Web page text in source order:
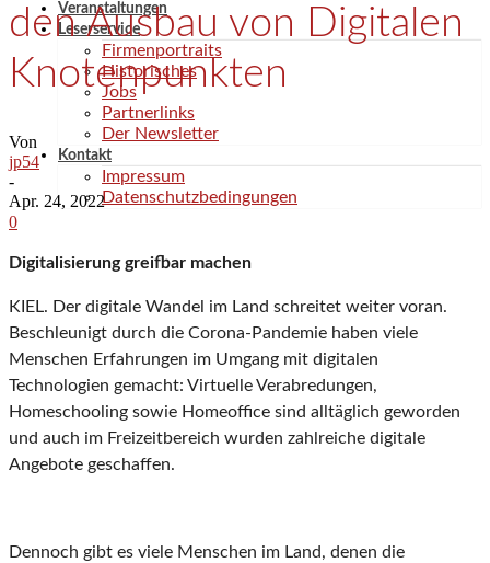
Veranstaltungen
Leserservice
Firmenportraits
Historisches
Jobs
Partnerlinks
Der Newsletter
Kontakt
Impressum
Datenschutzbedingungen
den Ausbau von Digitalen
Knotenpunkten
Von
jp54
-
Apr. 24, 2022
0
Digitalisierung greifbar machen
KIEL. Der digitale Wandel im Land schreitet weiter voran.
Beschleunigt durch die Corona-Pandemie haben viele
Menschen Erfahrungen im Umgang mit digitalen
Technologien gemacht: Virtuelle Verabredungen,
Homeschooling sowie Homeoffice sind alltäglich geworden
und auch im Freizeitbereich wurden zahlreiche digitale
Angebote geschaffen.
Dennoch gibt es viele Menschen im Land, denen die